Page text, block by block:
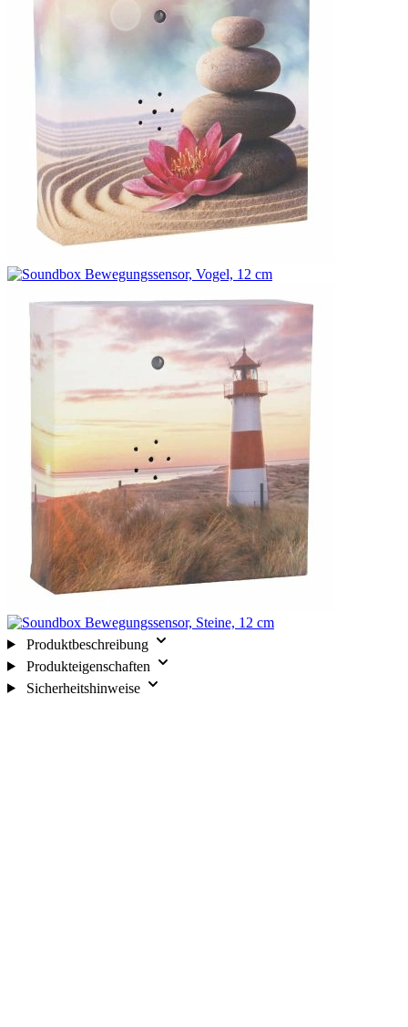
Produktbeschreibung
Produkteigenschaften
Sicherheitshinweise